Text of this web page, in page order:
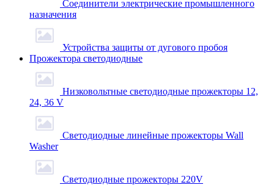
Соединители электрические промышленного
назначения
Устройства защиты от дугового пробоя
Прожектора светодиодные
Низковольтные светодиодные прожекторы 12,
24, 36 V
Светодиодные линейные прожекторы Wall
Washer
Светодиодные прожекторы 220V